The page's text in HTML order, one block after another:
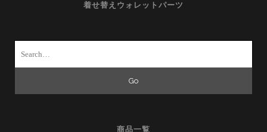
着せ替えウォレットパーツ
商品一覧